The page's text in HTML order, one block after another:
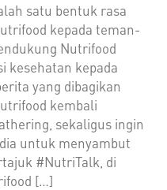
satu bentuk rasa
kepada teman-
Nutrifood
kesehatan kepada
yang dibagikan
kembali
sekaligus ingin
untuk menyambut
#NutriTalk, di
[…]